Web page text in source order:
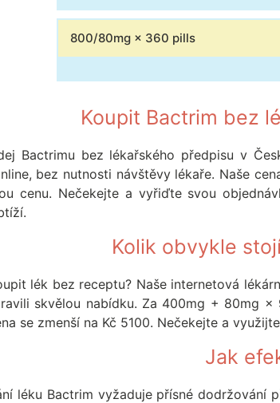
800/80mg × 360 pills
Koupit Bactrim bez
Bactrimu bez lékařského předpisu v
bez nutnosti návštěvy lékaře. Naše
cenu. Nečekejte a vyřiďte svou
Kolik obvykle
lék bez receptu? Naše internetová
skvělou nabídku. Za 400mg + 80mg
se zmenší na Kč 5100. Nečekejte a
Jak
léku Bactrim vyžaduje přísné dodržování